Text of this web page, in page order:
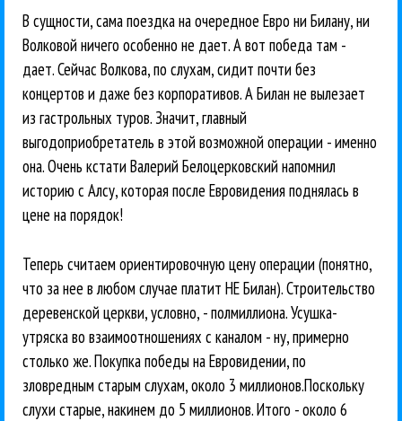
В сущности, сама поездка на очередное Евро ни Билану, ни
Волковой ничего особенно не дает. А вот победа там -
дает. Сейчас Волкова, по слухам, сидит почти без
концертов и даже без корпоративов. А Билан не вылезает
из гастрольных туров. Значит, главный
выгодоприобретатель в этой возможной операции - именно
она. Очень кстати Валерий Белоцерковский напомнил
историю с Алсу, которая после Евровидения поднялась в
цене на порядок!
Теперь считаем ориентировочную цену операции (понятно,
что за нее в любом случае платит НЕ Билан). Строительство
деревенской церкви, условно, - полмиллиона. Усушка-
утряска во взаимоотношениях с каналом - ну, примерно
столько же. Покупка победы на Евровидении, по
зловредным старым слухам, около 3 миллионов.Поскольку
слухи старые, накинем до 5 миллионов. Итого - около 6